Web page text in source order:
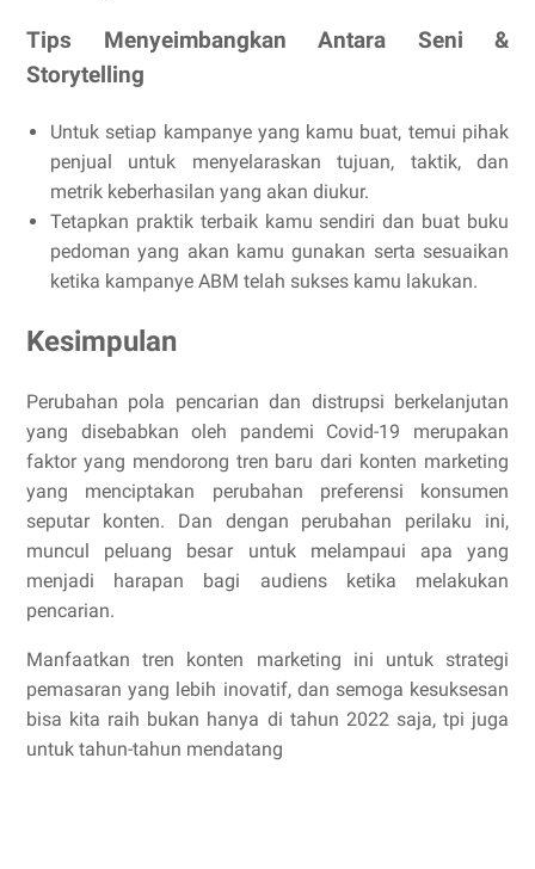
Tips Menyeimbangkan Antara Seni &
Storytelling
Untuk setiap kampanye yang kamu buat, temui pihak
penjual untuk menyelaraskan tujuan, taktik, dan
metrik keberhasilan yang akan diukur.
Tetapkan praktik terbaik kamu sendiri dan buat buku
pedoman yang akan kamu gunakan serta sesuaikan
ketika kampanye ABM telah sukses kamu lakukan.
Kesimpulan
Perubahan pola pencarian dan distrupsi berkelanjutan
yang disebabkan oleh pandemi Covid-19 merupakan
faktor yang mendorong tren baru dari konten marketing
yang menciptakan perubahan preferensi konsumen
seputar konten. Dan dengan perubahan perilaku ini,
muncul peluang besar untuk melampaui apa yang
menjadi harapan bagi audiens ketika melakukan
pencarian.
Manfaatkan tren konten marketing ini untuk strategi
pemasaran yang lebih inovatif, dan semoga kesuksesan
bisa kita raih bukan hanya di tahun 2022 saja, tpi juga
untuk tahun-tahun mendatang